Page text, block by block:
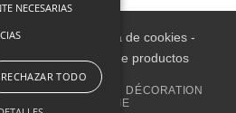
Privacidad Política de cookies-
sobre catálogo de productos
ET EXTÉRIEUR
DÉCORATION
TAPISSERIE
NECESARIAS
RECHAZAR TODO